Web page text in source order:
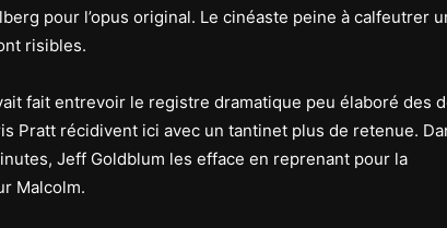
pour l’opus original. Le cinéaste peine à calfeutrer
risibles.
fait entrevoir le registre dramatique peu élaboré des
Pratt récidivent ici avec un tantinet plus de retenue.
Jeff Goldblum les efface en reprenant pour la
Malcolm.